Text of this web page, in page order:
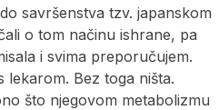
savršenstva tzv. japanskom
o tom načinu ishrane, pa
i svima preporučujem.
Bez toga ništa.
što njegovom metabolizmu